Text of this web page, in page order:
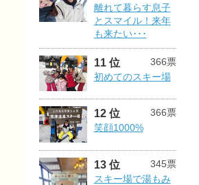
離れて暮らす息子
とスマイル！来年
も来たい･･･
11 位
366票
初めてのスキー場
12 位
366票
笑顔1000%
13 位
345票
スキー場で湯もみ